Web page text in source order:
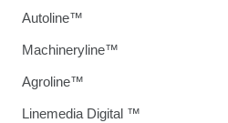
Autoline™
Machineryline™
Agroline™
Linemedia Digital ™